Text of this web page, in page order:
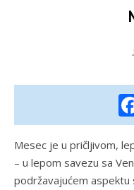
Mesec je u pričljivom,
– u lepom savezu sa
podržavajućem